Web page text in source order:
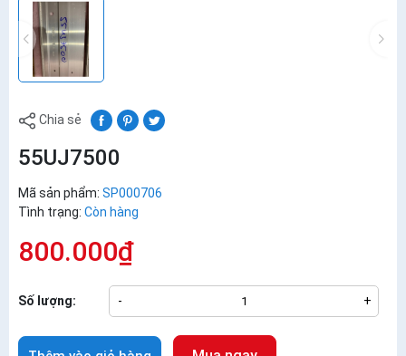
Chia sẻ
55UJ7500
Mã sản phẩm: SP000706
Tình trạng: Còn hàng
800.000₫
Số lượng: - +